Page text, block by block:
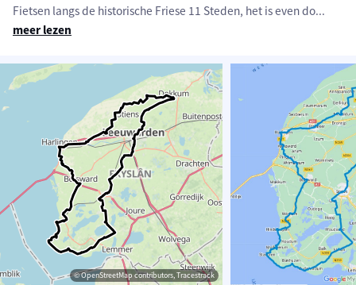
Fietsen langs de historische Friese 11 Steden, het is even do...
meer lezen
© OpenStreetMap contributors, Tracestrack